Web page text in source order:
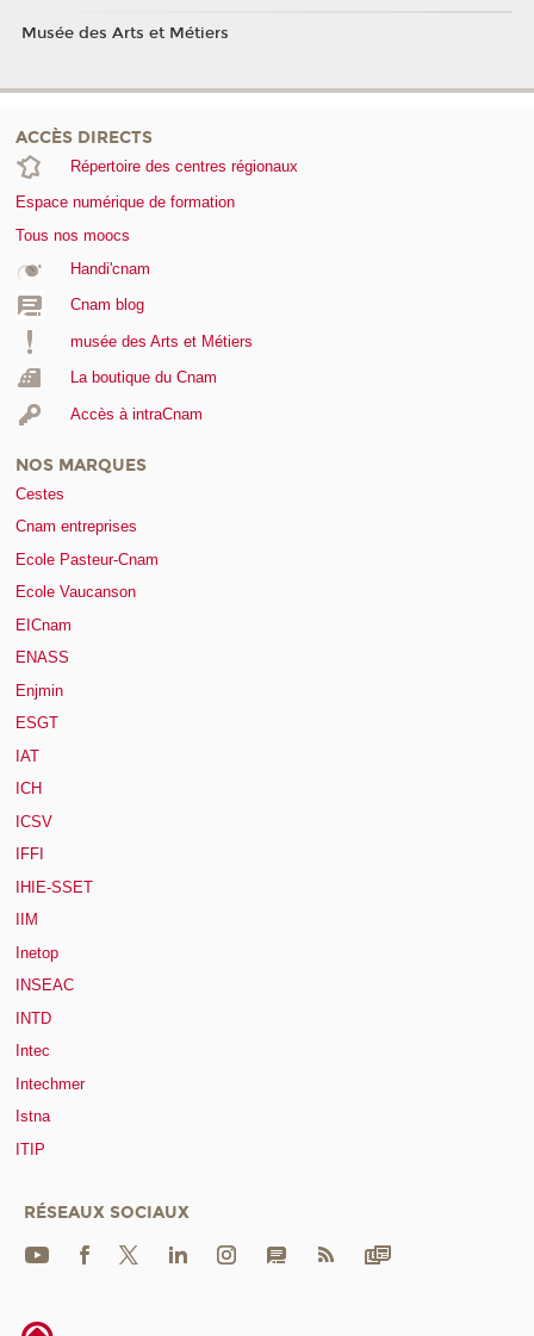
Musée des Arts et Métiers
ACCÈS DIRECTS
Répertoire des centres régionaux
Espace numérique de formation
Tous nos moocs
Handi'cnam
Cnam blog
musée des Arts et Métiers
La boutique du Cnam
Accès à intraCnam
NOS MARQUES
Cestes
Cnam entreprises
Ecole Pasteur-Cnam
Ecole Vaucanson
EICnam
ENASS
Enjmin
ESGT
IAT
ICH
ICSV
IFFI
IHIE-SSET
IIM
Inetop
INSEAC
INTD
Intec
Intechmer
Istna
ITIP
RÉSEAUX SOCIAUX